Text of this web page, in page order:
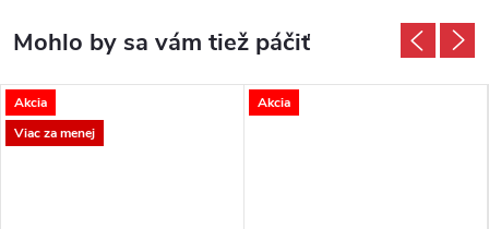
Akcia
Viac za menej
Akcia